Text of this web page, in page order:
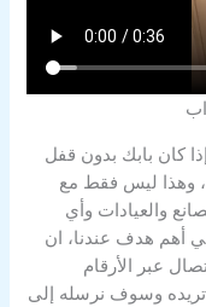
كان بابك بدون قفل
وهذا ليس فقط مع
والعيادات وأي
أهم هدف عندنا، ان
عبر الأرقام
وسوف نرسله إلى